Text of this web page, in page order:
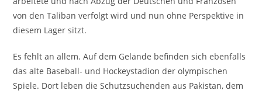
von den Taliban verfolgt wird und nun ohne Perspektive in
diesem Lager sitzt.
Es fehlt an allem. Auf dem Gelände befinden sich ebenfalls
das alte Baseball- und Hockeystadion der olympischen
Spiele. Dort leben die Schutzsuchenden aus Pakistan, dem